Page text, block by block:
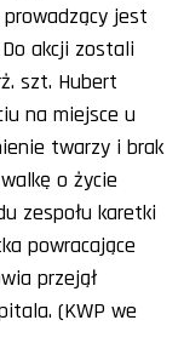
jest
akcji zostali
szt. Hubert
na miejsce u
twarzy i brak
o życie
zespołu karetki
powracające
przejął
(KWP we